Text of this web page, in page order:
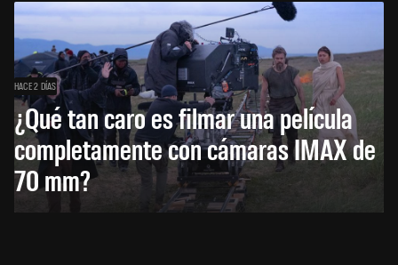
HACE 2 DÍAS
¿Qué tan caro es filmar una película
completamente con cámaras IMAX de
70 mm?